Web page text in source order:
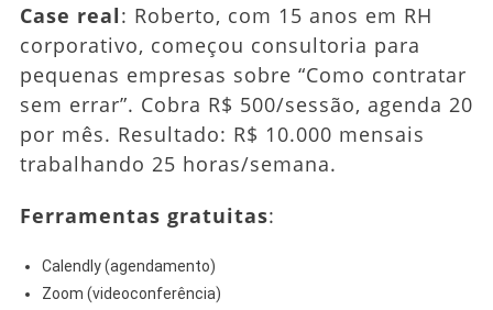
Case real: Roberto, com 15 anos em RH
corporativo, começou consultoria para
pequenas empresas sobre “Como contratar
sem errar”. Cobra R$ 500/sessão, agenda 20
por mês. Resultado: R$ 10.000 mensais
trabalhando 25 horas/semana.
Ferramentas gratuitas:
Calendly (agendamento)
Zoom (videoconferência)